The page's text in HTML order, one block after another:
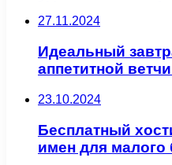
27.11.2024
Идеальный
аппетитной
23.10.2024
Бесплатный
имен для малого